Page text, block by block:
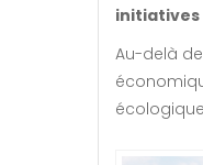
initiatives
Au-delà